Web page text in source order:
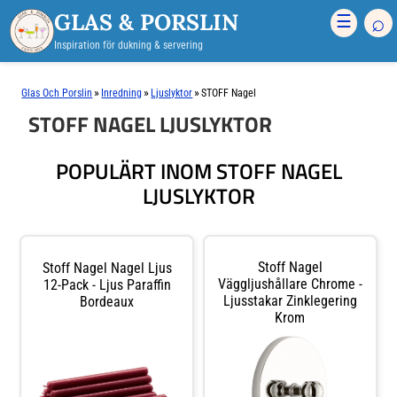
GLAS & PORSLIN
Inspiration för dukning & servering
☰ ⌕
Glas Och Porslin » Inredning » Ljuslyktor »STOFF Nagel
STOFF NAGEL LJUSLYKTOR
POPULÄRT INOM STOFF NAGEL
LJUSLYKTOR
Stoff Nagel Nagel Ljus
12-Pack - Ljus Paraffin
Bordeaux
Stoff Nagel
Väggljushållare Chrome -
Ljusstakar Zinklegering
Krom